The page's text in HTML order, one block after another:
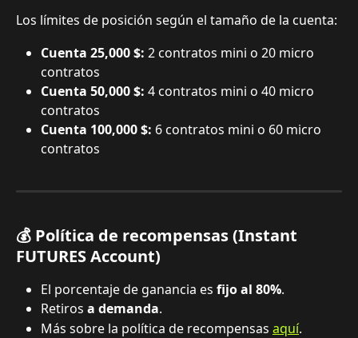
Los límites de posición según el tamaño de la cuenta:
Cuenta 25,000 $: 2 contratos mini o 20 micro
contratos
Cuenta 50,000 $: 4 contratos mini o 40 micro
contratos
Cuenta 100,000 $: 6 contratos mini o 60 micro
contratos
💰 Política de recompensas (Instant
FUTURES Account)
El porcentaje de ganancia es fijo al 80%.
Retiros a demanda.
Más sobre la política de recompensas aquí.